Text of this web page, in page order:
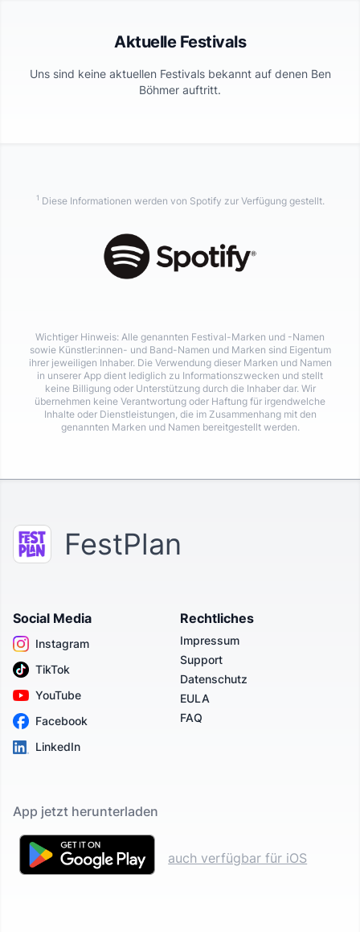
Aktuelle Festivals
Uns sind keine aktuellen Festivals bekannt auf denen Ben
Böhmer auftritt.
1 Diese Informationen werden von Spotify zur Verfügung gestellt.
Wichtiger Hinweis: Alle genannten Festival-Marken und -Namen
sowie Künstler:innen- und Band-Namen und Marken sind Eigentum
ihrer jeweiligen Inhaber. Die Verwendung dieser Marken und Namen
in unserer App dient lediglich zu Informationszwecken und stellt
keine Billigung oder Unterstützung durch die Inhaber dar. Wir
übernehmen keine Verantwortung oder Haftung für irgendwelche
Inhalte oder Dienstleistungen, die im Zusammenhang mit den
genannten Marken und Namen bereitgestellt werden.
FestPlan
Social Media
Instagram
TikTok
YouTube
Facebook
LinkedIn
Rechtliches
Impressum
Support
Datenschutz
EULA
FAQ
App jetzt herunterladen
auch verfügbar für iOS